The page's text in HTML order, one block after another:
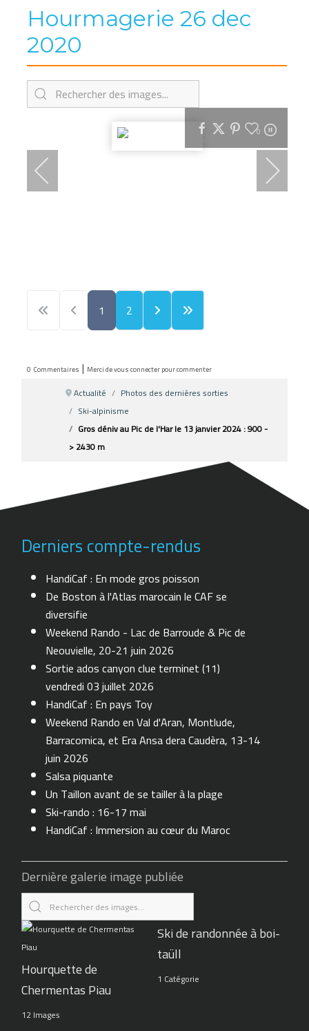
Hourmagerie 26 dec
2020
0
1 2
0 Commentaires | Merci de vous connecter pour commenter
Actualité
Photos des dernières sorties
Ski-alpinisme
Gros déniv au Pic de l'Har le 13 janvier 2024 : 900 -
> 2430 m
Derniers compte-rendus
HandiCaf : En mode gros poisson
De Boston à l'Atlas marocain le CAF se
diversifie
Weekend Rando - Lac de Barroude & Pic de
Neouvielle, 20-21 juin 2026
Sortie ados canyon clue terminet (11)
vendredi 03 juillet 2026
HandiCaf : En pays Toy
Weekend Rando en Val d'Aran, Montlude,
Barracomica, et Era Ansa dera Caudèra, 13-14
juin 2026
Salsa piquante
Un Taillon avant de se tailler à la plage
Ski-rando : 16-17 mai
HandiCaf : Immersion au cœur du Maroc
Dernière galerie image publiée
Hourquette de
Chermentas Piau
12 Images
Ski de randonnée à boi-
taüll
1 Catégorie